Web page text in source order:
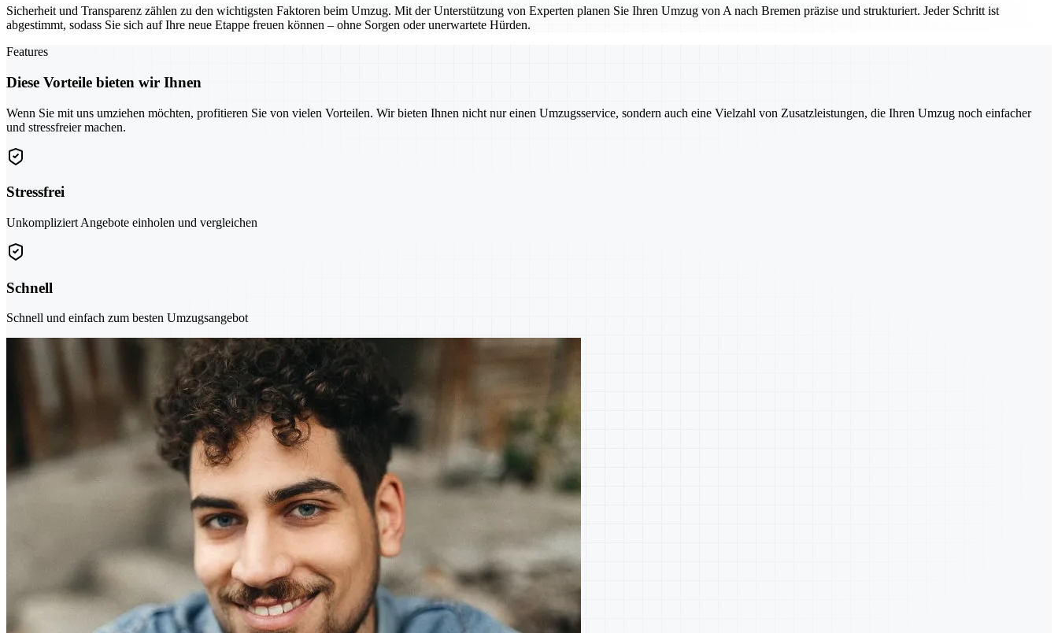
Sicherheit und Transparenz zählen zu den wichtigsten Faktoren beim Umzug. Mit der Unterstützung von Experten planen Sie Ihren Umzug von A nach Bremen präzise und strukturiert. Jeder Schritt ist
abgestimmt, sodass Sie sich auf Ihre neue Etappe freuen können – ohne Sorgen oder unerwartete Hürden.
Features
Diese Vorteile bieten wir Ihnen
Wenn Sie mit uns umziehen möchten, profitieren Sie von vielen Vorteilen. Wir bieten Ihnen nicht nur einen Umzugsservice, sondern auch eine Vielzahl von Zusatzleistungen, die Ihren Umzug noch einfacher
und stressfreier machen.
Stressfrei
Unkompliziert Angebote einholen und vergleichen
Schnell
Schnell und einfach zum besten Umzugsangebot